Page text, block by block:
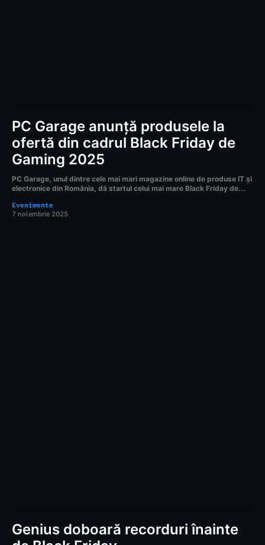
PC Garage anunță produsele la
ofertă din cadrul Black Friday de
Gaming 2025
PC Garage, unul dintre cele mai mari magazine online de produse IT și
electronice din România, dă startul celui mai mare Black Friday de...
Evenimente
7 noiembrie 2025
Genius doboară recorduri înainte